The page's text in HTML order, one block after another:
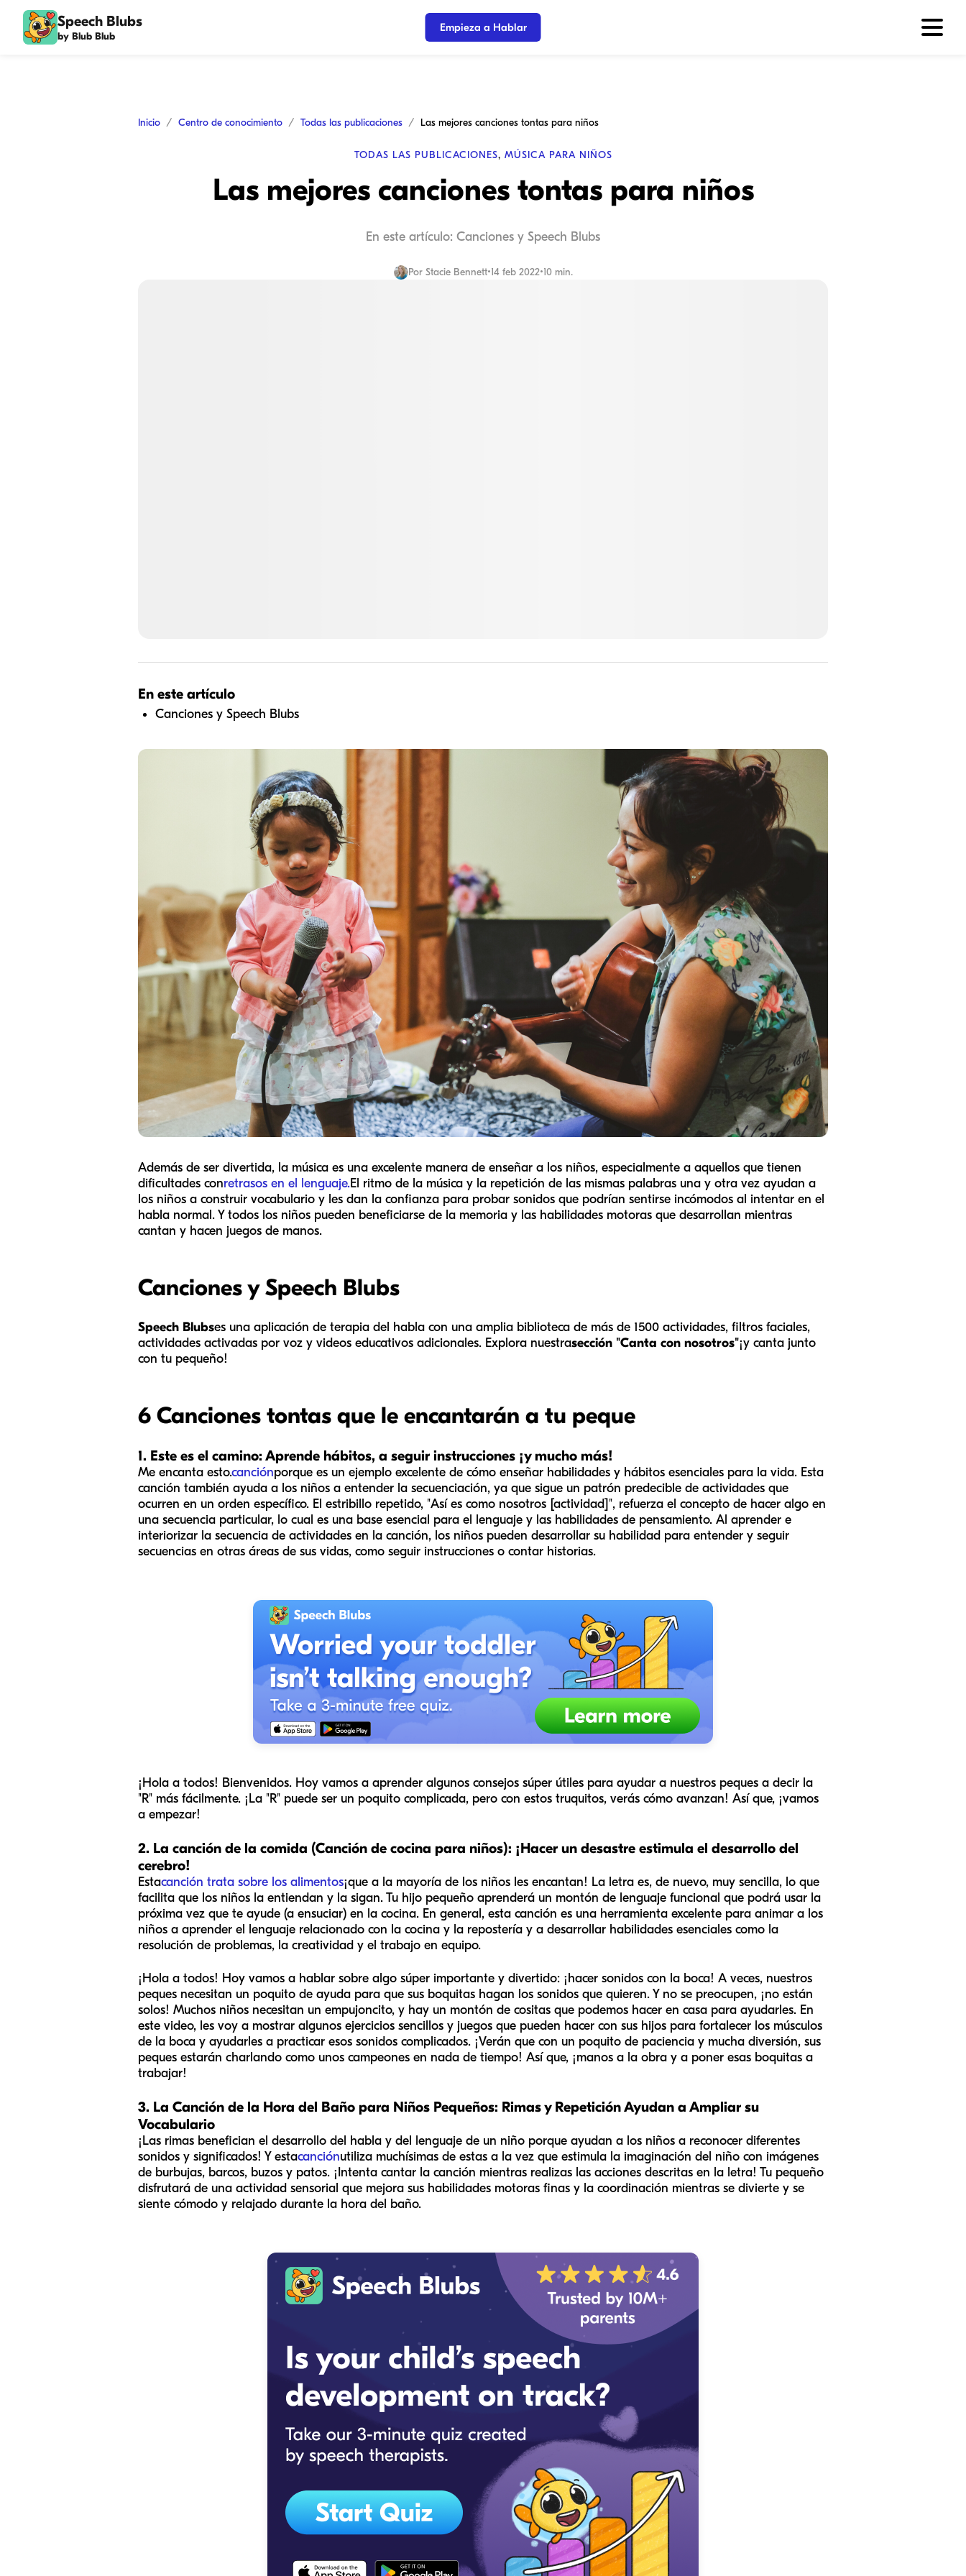
Speech Blubs
by Blub Blub
Empieza a Hablar
Inicio Centro de conocimiento Todas las publicaciones Las mejores canciones tontas para niños
TODAS LAS PUBLICACIONES, MÚSICA PARA NIÑOS
Las mejores canciones tontas para niños
En este artículo: Canciones y Speech Blubs
Por Stacie Bennett•14 feb 2022•10 min.
En este artículo
Canciones y Speech Blubs
Además de ser divertida, la música es una excelente manera de enseñar a los niños, especialmente a aquellos que tienen
dificultades conretrasos en el lenguaje.El ritmo de la música y la repetición de las mismas palabras una y otra vez ayudan a
los niños a construir vocabulario y les dan la confianza para probar sonidos que podrían sentirse incómodos al intentar en el
habla normal. Y todos los niños pueden beneficiarse de la memoria y las habilidades motoras que desarrollan mientras
cantan y hacen juegos de manos.
Canciones y Speech Blubs
Speech Blubses una aplicación de terapia del habla con una amplia biblioteca de más de 1500 actividades, filtros faciales,
actividades activadas por voz y videos educativos adicionales. Explora nuestrasección "Canta con nosotros"¡y canta junto
con tu pequeño!
6 Canciones tontas que le encantarán a tu peque
1. Este es el camino: Aprende hábitos, a seguir instrucciones ¡y mucho más!
Me encanta esto.canciónporque es un ejemplo excelente de cómo enseñar habilidades y hábitos esenciales para la vida. Esta
canción también ayuda a los niños a entender la secuenciación, ya que sigue un patrón predecible de actividades que
ocurren en un orden específico. El estribillo repetido, "Así es como nosotros [actividad]", refuerza el concepto de hacer algo en
una secuencia particular, lo cual es una base esencial para el lenguaje y las habilidades de pensamiento. Al aprender e
interiorizar la secuencia de actividades en la canción, los niños pueden desarrollar su habilidad para entender y seguir
secuencias en otras áreas de sus vidas, como seguir instrucciones o contar historias.
¡Hola a todos! Bienvenidos. Hoy vamos a aprender algunos consejos súper útiles para ayudar a nuestros peques a decir la
"R" más fácilmente. ¡La "R" puede ser un poquito complicada, pero con estos truquitos, verás cómo avanzan! Así que, ¡vamos
a empezar!
2. La canción de la comida (Canción de cocina para niños): ¡Hacer un desastre estimula el desarrollo del
cerebro!
Estacanción trata sobre los alimentos¡que a la mayoría de los niños les encantan! La letra es, de nuevo, muy sencilla, lo que
facilita que los niños la entiendan y la sigan. Tu hijo pequeño aprenderá un montón de lenguaje funcional que podrá usar la
próxima vez que te ayude (a ensuciar) en la cocina. En general, esta canción es una herramienta excelente para animar a los
niños a aprender el lenguaje relacionado con la cocina y la repostería y a desarrollar habilidades esenciales como la
resolución de problemas, la creatividad y el trabajo en equipo.
¡Hola a todos! Hoy vamos a hablar sobre algo súper importante y divertido: ¡hacer sonidos con la boca! A veces, nuestros
peques necesitan un poquito de ayuda para que sus boquitas hagan los sonidos que quieren. Y no se preocupen, ¡no están
solos! Muchos niños necesitan un empujoncito, y hay un montón de cositas que podemos hacer en casa para ayudarles. En
este video, les voy a mostrar algunos ejercicios sencillos y juegos que pueden hacer con sus hijos para fortalecer los músculos
de la boca y ayudarles a practicar esos sonidos complicados. ¡Verán que con un poquito de paciencia y mucha diversión, sus
peques estarán charlando como unos campeones en nada de tiempo! Así que, ¡manos a la obra y a poner esas boquitas a
trabajar!
3. La Canción de la Hora del Baño para Niños Pequeños: Rimas y Repetición Ayudan a Ampliar su
Vocabulario
¡Las rimas benefician el desarrollo del habla y del lenguaje de un niño porque ayudan a los niños a reconocer diferentes
sonidos y significados! Y estacanciónutiliza muchísimas de estas a la vez que estimula la imaginación del niño con imágenes
de burbujas, barcos, buzos y patos. ¡Intenta cantar la canción mientras realizas las acciones descritas en la letra! Tu pequeño
disfrutará de una actividad sensorial que mejora sus habilidades motoras finas y la coordinación mientras se divierte y se
siente cómodo y relajado durante la hora del baño.